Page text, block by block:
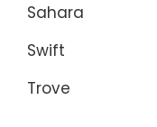
Sahara
Swift
Trove